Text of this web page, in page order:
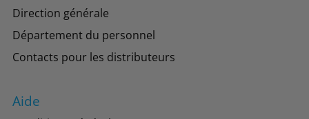
Direction générale
Département du personnel
Contacts pour les distributeurs
Aide